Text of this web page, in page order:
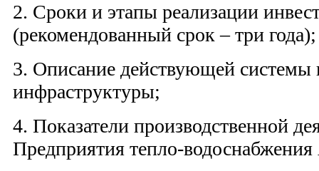
2. Сроки и этапы реализации
(рекомендованный срок – три года);
3. Описание действующей системы
инфраструктуры;
4. Показатели производственной
Предприятия тепло-